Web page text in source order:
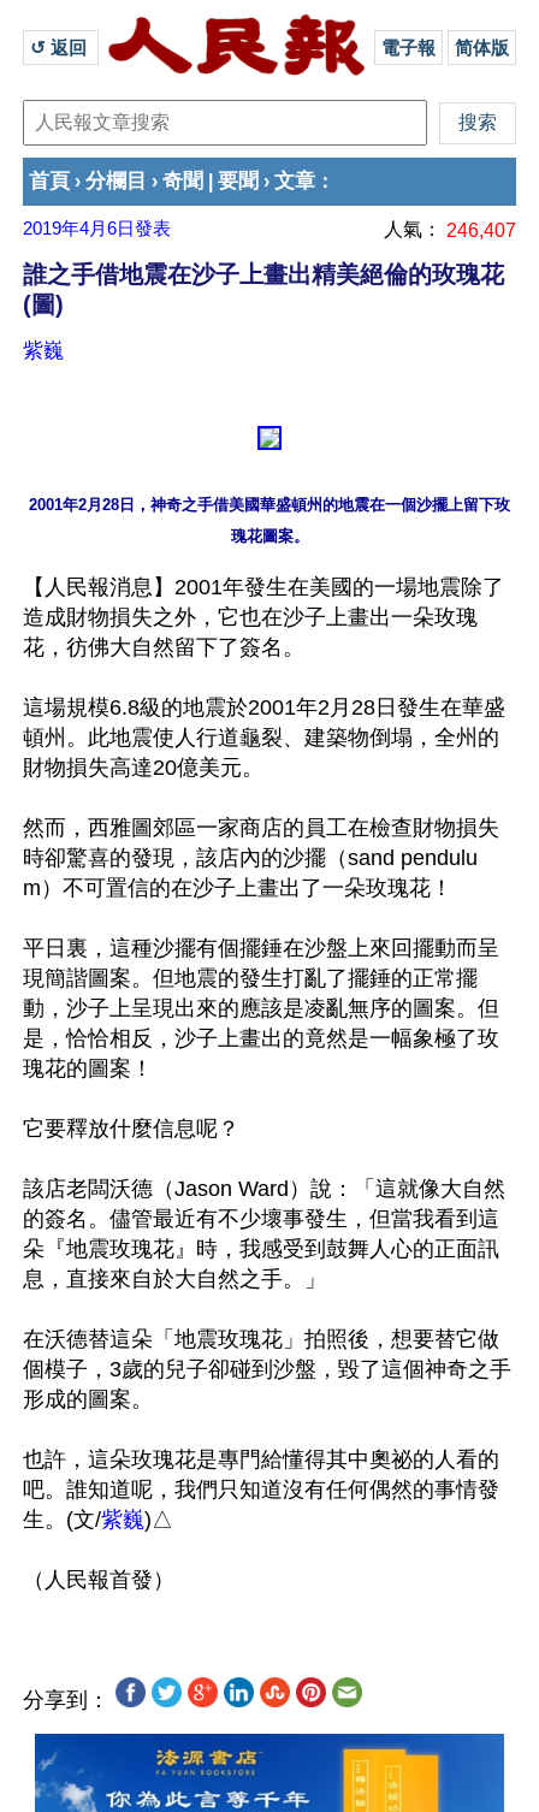
↺ 返回 電子報 简体版
首頁 › 分欄目 › 奇聞 要聞 › 文章 ：
2019年4月6日發表 人氣： 246,407
誰之手借地震在沙子上畫出精美絕倫的玫瑰花
(圖)
紫巍
2001年2月28日，神奇之手借美國華盛頓州的地震在一個沙擺上留下玫
【人民報消息】2001年發生在美國的一場地震除了
造成財物損失之外，它也在沙子上畫出一朵玫瑰
花，彷佛大自然留下了簽名。
這場規模6.8級的地震於2001年2月28日發生在華盛
頓州。此地震使人行道龜裂、建築物倒塌，全州的
財物損失高達20億美元。
然而，西雅圖郊區一家商店的員工在檢查財物損失
時卻驚喜的發現，該店內的沙擺（sand pendulu
m）不可置信的在沙子上畫出了一朵玫瑰花！
平日裏，這種沙擺有個擺錘在沙盤上來回擺動而呈
現簡諧圖案。但地震的發生打亂了擺錘的正常擺
動，沙子上呈現出來的應該是凌亂無序的圖案。但
是，恰恰相反，沙子上畫出的竟然是一幅象極了玫
瑰花的圖案！
它要釋放什麼信息呢？
該店老闆沃德（Jason Ward）說：「這就像大自然
的簽名。儘管最近有不少壞事發生，但當我看到這
朵『地震玫瑰花』時，我感受到鼓舞人心的正面訊
息，直接來自於大自然之手。」
在沃德替這朵「地震玫瑰花」拍照後，想要替它做
個模子，3歲的兒子卻碰到沙盤，毀了這個神奇之手
形成的圖案。
也許，這朵玫瑰花是專門給懂得其中奧祕的人看的
吧。誰知道呢，我們只知道沒有任何偶然的事情發
生。(文/紫巍)△
分享到：